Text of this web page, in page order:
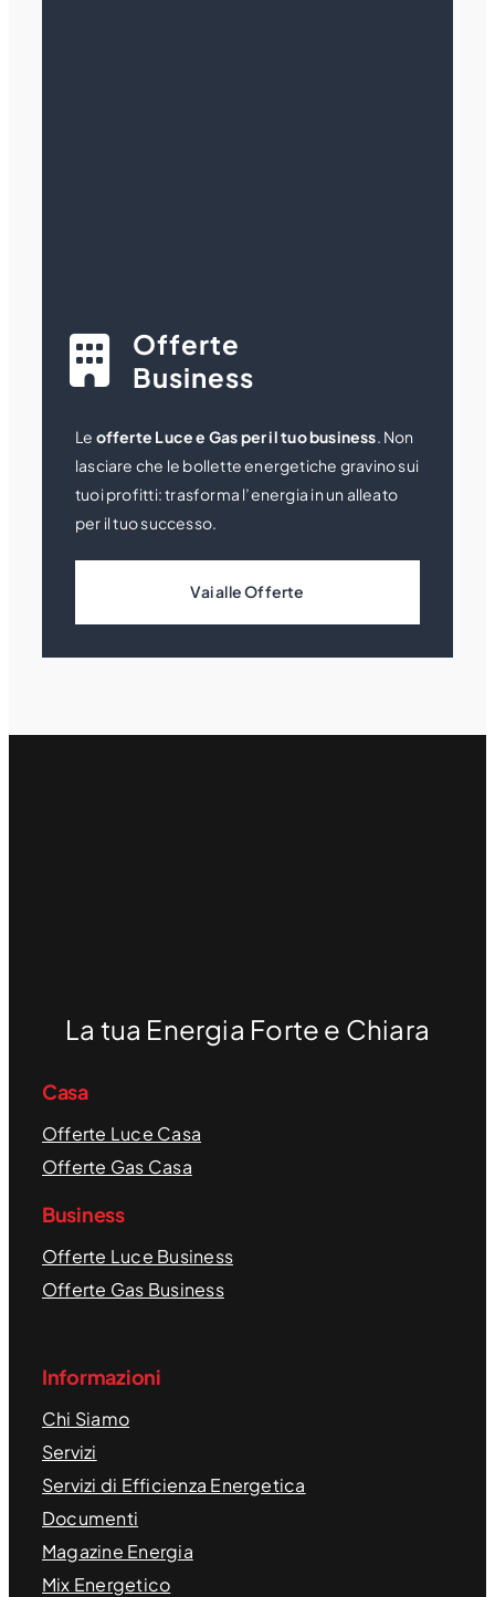
Offerte
Business
Le offerte Luce e Gas per il tuo business. Non
lasciare che le bollette energetiche gravino sui
tuoi profitti: trasforma l’energia in un alleato
per il tuo successo.
Vai alle Offerte
La tua Energia Forte e Chiara
Casa
Offerte Luce Casa
Offerte Gas Casa
Business
Offerte Luce Business
Offerte Gas Business
Informazioni
Chi Siamo
Servizi
Servizi di Efficienza Energetica
Documenti
Magazine Energia
Mix Energetico